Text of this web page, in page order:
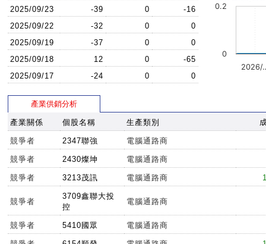
2025/09/23
-39 0
-16
2025/09/22
-32 0
0
2025/09/19
-37 0
0
2025/09/18
12 0
-65
2025/09/17
-24 0 0
2026/
0
0.2
產業供銷分析
產業關係 個股名稱 生產類別
競爭者 2347聯強 電腦通路商
競爭者 2430燦坤 電腦通路商
競爭者 3213茂訊 電腦通路商
競爭者
3709鑫聯大投
控
電腦通路商
競爭者 5410國眾 電腦通路商